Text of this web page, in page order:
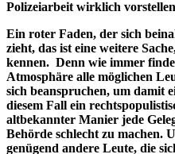
Polizeiarbeit wirklich
Ein roter Faden, der sich
zieht, das ist eine weitere
kennen. Denn wie immer
Atmosphäre alle möglichen
sich beanspruchen, um damit
diesem Fall ein
altbekannter Manier jede
Behörde schlecht zu machen.
genügend andere Leute, die